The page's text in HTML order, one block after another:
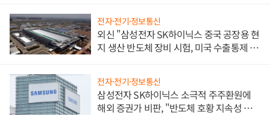
전자·전기·정보통신
외신 "삼성전자 SK하이닉스 중국 공장용 현
지 생산 반도체 장비 시험, 미국 수출통제 대
전자·전기·정보통신
삼성전자 SK하이닉스 소극적 주주환원에
해외 증권가 비판, "반도체 호황 지속성 의